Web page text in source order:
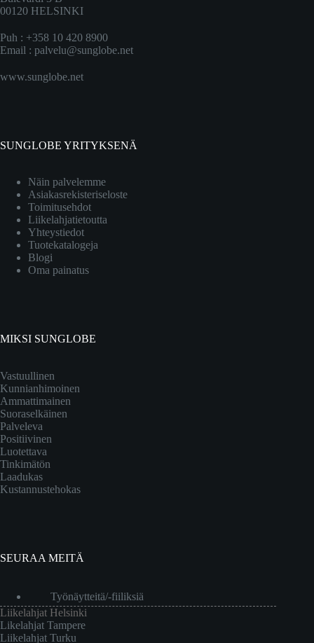
00120 HELSINKI
Puh : +358 10 420 8900
Email : palvelu@sunglobe.net
www.sunglobe.net
SUNGLOBE YRITYKSENÄ
Näin palvelemme
Asiakasrekisteriseloste
Toimitusehdot
Liikelahjatietoutta
Yhteystiedot
Tuotekatalogeja
Blogi
Oma painatus
MIKSI SUNGLOBE
Vastuullinen
Kunnianhimoinen
Ammattimainen
Suoraselkäinen
Palveleva
Positiivinen
Luotettava
Tinkimätön
Laadukas
Kustannustehokas
SEURAA MEITÄ
Työnäytteitä/-fiiliksiä
Liikelahjat Helsinki
Likelahjat Tampere
Liikelahjat Turku